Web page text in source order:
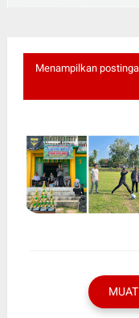
Menampilkan